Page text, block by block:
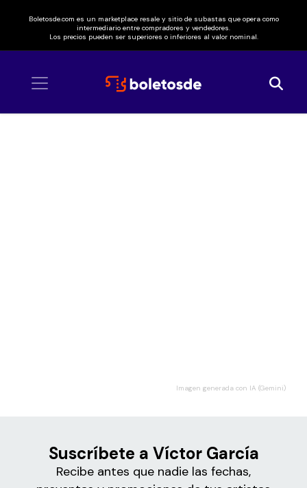
Boletosde.com es un marketplace resale y sitio de subastas que opera como
intermediario entre compradores y vendedores.
Los precios pueden ser superiores o inferiores al valor nominal.
Imagen generada con IA (Gemini)
Suscríbete a Víctor García
Recibe antes que nadie las fechas,